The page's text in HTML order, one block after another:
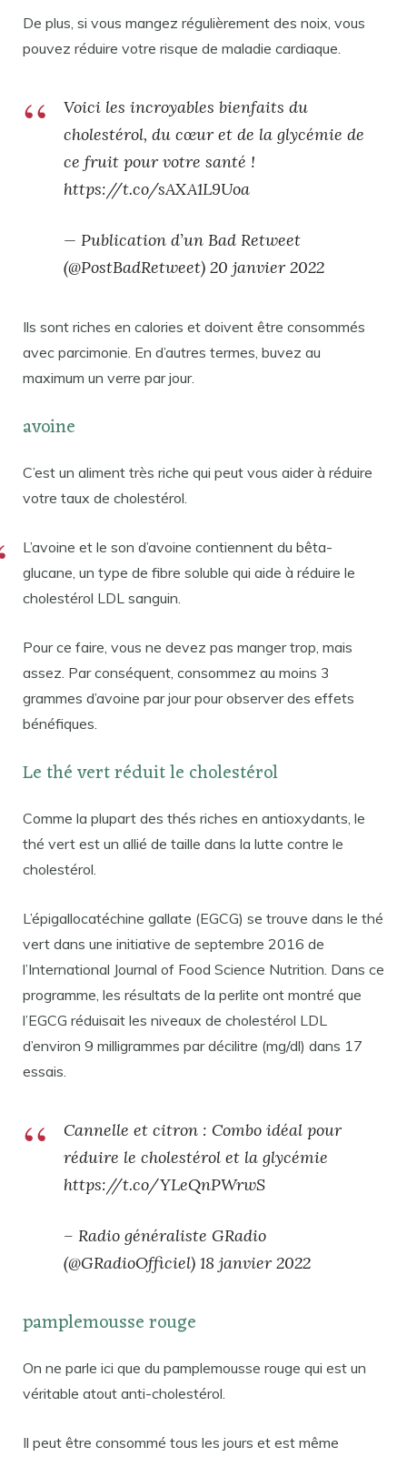
De plus, si vous mangez régulièrement des noix, vous
pouvez réduire votre risque de maladie cardiaque.
Voici les incroyables bienfaits du
cholestérol, du cœur et de la glycémie de
ce fruit pour votre santé !
https://t.co/sAXA1L9Uoa
— Publication d’un Bad Retweet
(@PostBadRetweet) 20 janvier 2022
Ils sont riches en calories et doivent être consommés
avec parcimonie. En d’autres termes, buvez au
maximum un verre par jour.
avoine
C’est un aliment très riche qui peut vous aider à réduire
votre taux de cholestérol.
L’avoine et le son d’avoine contiennent du bêta-
glucane, un type de fibre soluble qui aide à réduire le
cholestérol LDL sanguin.
Pour ce faire, vous ne devez pas manger trop, mais
assez. Par conséquent, consommez au moins 3
grammes d’avoine par jour pour observer des effets
bénéfiques.
Le thé vert réduit le cholestérol
Comme la plupart des thés riches en antioxydants, le
thé vert est un allié de taille dans la lutte contre le
cholestérol.
L’épigallocatéchine gallate (EGCG) se trouve dans le thé
vert dans une initiative de septembre 2016 de
l’International Journal of Food Science Nutrition. Dans ce
programme, les résultats de la perlite ont montré que
l’EGCG réduisait les niveaux de cholestérol LDL
d’environ 9 milligrammes par décilitre (mg/dl) dans 17
essais.
Cannelle et citron : Combo idéal pour
réduire le cholestérol et la glycémie
https://t.co/YLeQnPWrwS
– Radio généraliste GRadio
(@GRadioOfficiel) 18 janvier 2022
pamplemousse rouge
On ne parle ici que du pamplemousse rouge qui est un
véritable atout anti-cholestérol.
Il peut être consommé tous les jours et est même